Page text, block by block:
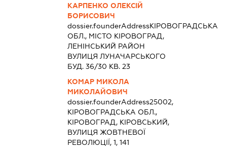
КАРПЕНКО ОЛЕКСІЙ
БОРИСОВИЧ
dossier.founderAddressКІРОВОГРАДСЬКА
ОБЛ., МІСТО КІРОВОГРАД,
ЛЕНІНСЬКИЙ РАЙОН
ВУЛИЦЯ ЛУНАЧАРСЬКОГО
БУД. 36/30 КВ. 23
КОМАР МИКОЛА
МИКОЛАЙОВИЧ
dossier.founderAddress25002,
КІРОВОГРАДСЬКА ОБЛ.,
КІРОВОГРАД, КІРОВСЬКИЙ,
ВУЛИЦЯ ЖОВТНЕВОЇ
РЕВОЛЮЦІЇ, 1, 141